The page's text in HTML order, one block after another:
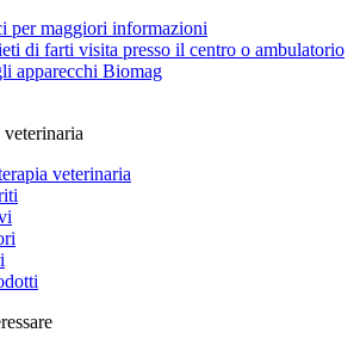
per maggiori informazioni
di farti visita presso il centro o ambulatorio
apparecchi Biomag
veterinaria